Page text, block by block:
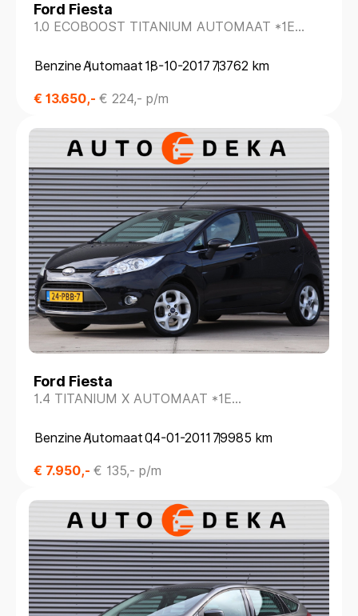
Ford Fiesta
1.0 ECOBOOST TITANIUM AUTOMAAT *1E
BenzineAutomaat 18-10-2017 73762 km
€ 13.650,- € 224,- p/m
Ford Fiesta
1.4 TITANIUM X AUTOMAAT *1E
BenzineAutomaat04-01-2011 79985 km
€ 7.950,- € 135,- p/m